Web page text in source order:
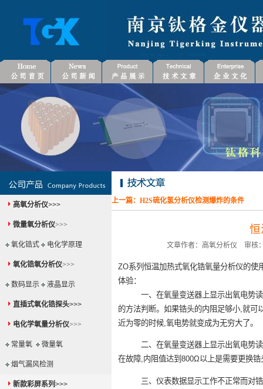
高氧分析仪>>>
微量氧分析仪>>>
氧化锆式 电化学原理
氧化锆氧分析仪>>>
数码显示 液晶显示
直插式氧化锆探头>>>
电化学氧量分析仪>>>
常量氧 微量氧
烟气漏风检测
新款彩屏系列>>>
上一篇： H2S硫化氢分析仪检测爆炸的条件
恒
文章作者：高氧分析仪 审核
ZO系列恒温加热式氧化锆氧量分析仪的
体验：
一、在氧量变送器上显示出氧电势读数
的方法判断。如果锆头的内阻足够小,就可
近为零的时候,氧电势就变成为无穷大了。
二、在氧量变送器上显示出氧电势读数
在故障,内阻值达到800Ω以上是需要更换
三、仪表数据显示工作不正常而对锆头